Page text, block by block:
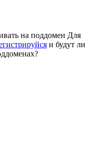
на поддомен Для
и будут ли